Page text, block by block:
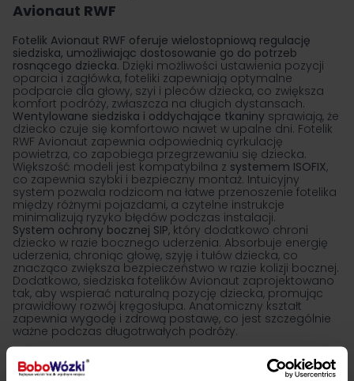
Avionaut RWF
Fotelik Avionaut RWF oferuje wielostopniową regulację
siedziska, umożliwiając dostosowanie go do potrzeb
rosnącego dziecka. Dzięki możliwości ustawienia pozycji
oparcia i zagłówka, foteliki zapewniają optymalne
podparcie dla głowy, szyi i pleców dziecka, co zwiększa
komfort podróży, zwłaszcza na długich dystansach.
Wentylowane siedziska i oddychające tkaniny sprawiają, że
dziecko czuje się komfortowo nawet w upalne dni. Fotelik
RWF Avionaut zapewnia odpowiednią cyrkulację
powietrza, co zapobiega przegrzewaniu się dziecka.
Większość modeli jest kompatybilna z systemem ISOFIX,
co zapewnia szybki i bezpieczny montaż. Intuicyjny
system pozwala rodzicom na łatwe przenoszenie fotelika
między różnymi pojazdami, a czytelne instrukcje
minimalizują ryzyko błędów podczas instalacji.
System ochrony bocznej SIP, który dodatkowo chroni
dziecko w razie bocznego uderzenia. Absorbuje energię
uderzenia, chroniąc głowę, szyję i tułów dziecka, co
znacząco zwiększa bezpieczeństwo w razie kolizji bocznej.
Dodatkowo, siedziska fotelików Avionaut zaprojektowano
tak, aby wspierać naturalną pozycję dziecka, promując
prawidłowy rozwój kręgosłupa. Anatomiczny kształt
zapewnia wygodę i zdrową postawę, co jest szczególnie
ważne podczas długotrwałych podróży.
Foteliki Avionaut RWF – połączenie stylu i